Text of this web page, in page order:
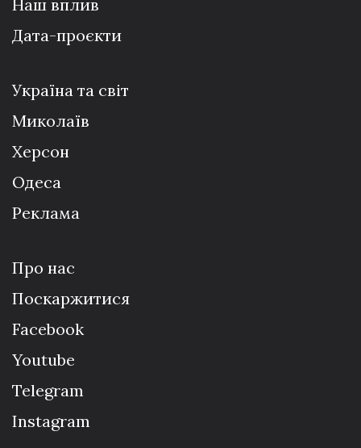
Наш вплив
Дата-проєкти
Україна та світ
Миколаїв
Херсон
Одеса
Реклама
Про нас
Поскаржитися
Facebook
Youtube
Telegram
Instagram